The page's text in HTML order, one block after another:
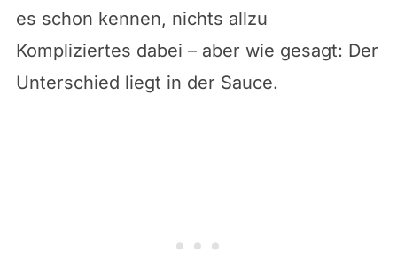
es schon kennen, nichts allzu
Kompliziertes dabei – aber wie gesagt: Der
Unterschied liegt in der Sauce.